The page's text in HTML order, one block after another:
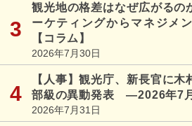
観光地の格差はなぜ広がる
ーケティングからマネジメ
【コラム】
2026年7月30日
【人事】観光庁、新長官に
部級の異動発表 ―2026年7
2026年7月31日